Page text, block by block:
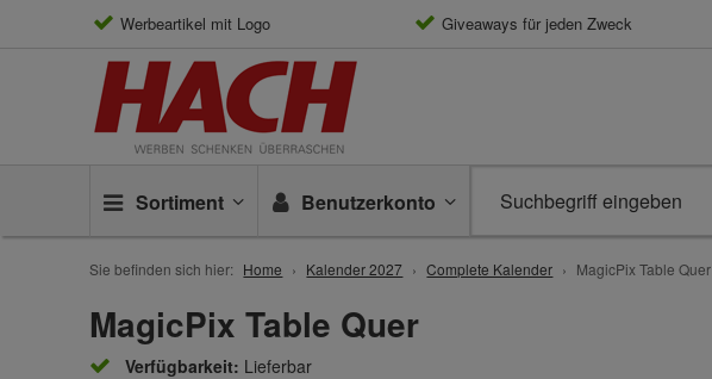
Werbeartikel mit Logo Giveaways für jeden Zweck
Sortiment Benutzerkonto
Sie befinden sich hier: Home Kalender 2027 Complete Kalender MagicPix Table Quer
MagicPix Table Quer
Verfügbarkeit: Lieferbar